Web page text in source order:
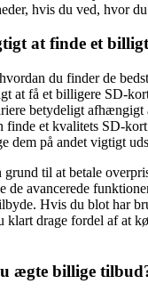
hvis du ved, hvor
at finde et
du finder de
at få et billigere SD-
betydeligt
finde et kvalitets SD-
dem på andet vigtigt
grund til at betale
de avancerede
Hvis du blot har
klart drage fordel af at
ægte billige